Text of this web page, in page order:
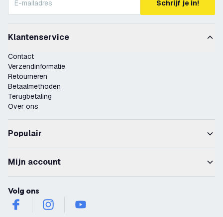
Schrijf je in!
Klantenservice
Contact
Verzendinformatie
Retourneren
Betaalmethoden
Terugbetaling
Over ons
Populair
Mijn account
Volg ons
facebookinstagramyoutube